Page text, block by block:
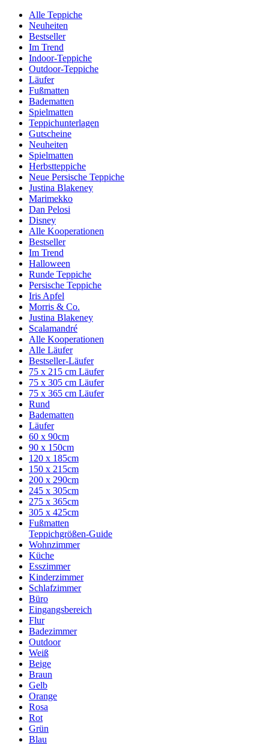
Alle Teppiche
Neuheiten
Bestseller
Im Trend
Indoor-Teppiche
Outdoor-Teppiche
Läufer
Fußmatten
Badematten
Spielmatten
Teppichunterlagen
Gutscheine
Neuheiten
Spielmatten
Herbstteppiche
Neue Persische Teppiche
Justina Blakeney
Marimekko
Dan Pelosi
Disney
Alle Kooperationen
Bestseller
Im Trend
Halloween
Runde Teppiche
Persische Teppiche
Iris Apfel
Morris & Co.
Justina Blakeney
Scalamandré
Alle Kooperationen
Alle Läufer
Bestseller-Läufer
75 x 215 cm Läufer
75 x 305 cm Läufer
75 x 365 cm Läufer
Rund
Badematten
Läufer
60 x 90cm
90 x 150cm
120 x 185cm
150 x 215cm
200 x 290cm
245 x 305cm
275 x 365cm
305 x 425cm
Fußmatten
Teppichgrößen-Guide
Wohnzimmer
Küche
Esszimmer
Kinderzimmer
Schlafzimmer
Büro
Eingangsbereich
Flur
Badezimmer
Outdoor
Weiß
Beige
Braun
Gelb
Orange
Rosa
Rot
Grün
Blau